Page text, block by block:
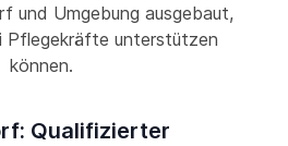
und Umgebung ausgebaut,
Pflegekräfte unterstützen
können.
Qualifizierter